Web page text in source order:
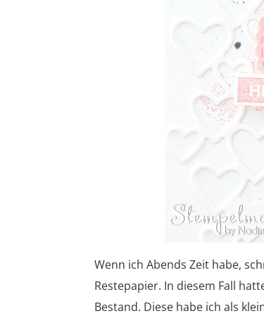
Wenn ich Abends Zeit habe,
Restepapier. In diesem Fall
Bestand. Diese habe ich als